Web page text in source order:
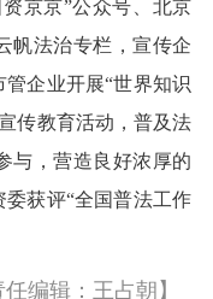
京京”公众号、北京
帆法治专栏，宣传企
企业开展“世界知识
传教育活动，普及法
与，营造良好浓厚的
委获评“全国普法工作
任编辑：王占朝】